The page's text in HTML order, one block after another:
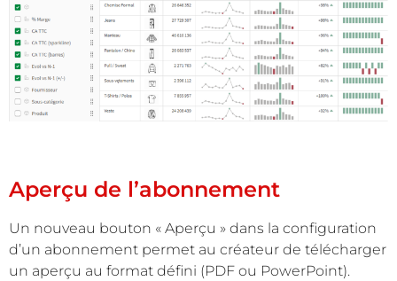
Aperçu de l’abonnement
Un nouveau bouton « Aperçu » dans la configuration
d’un abonnement permet au créateur de télécharger
un aperçu au format défini (PDF ou PowerPoint).